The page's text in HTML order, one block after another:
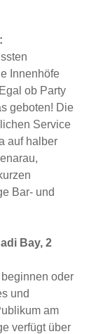
Innenhöfe
ob Party
geboten! Die
Service
auf halber
Bar- und
Bay, 2
oder
und
am
verfügt über